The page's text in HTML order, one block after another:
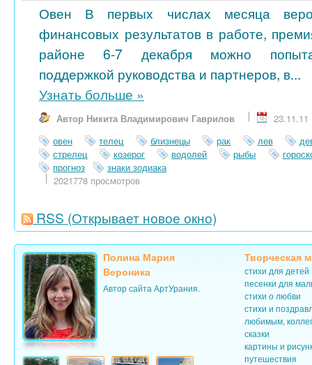
Овен В первых числах месяца
финансовых результатов в работе,
районе 6-7 декабря можно
поддержкой руководства и партнеров, в...
Узнать больше »
Автор Никита Владимирович Гаврилов
23.11.11
овен
телец близнецы рак лев
стрелец
козерог водолей рыбы
прогноз
знаки зодиака
2021778 просмотров
RSS (Открывает новое окно)
Полина Мария
Вероника
Автор сайта АртУрания.
Творческая
стихи для детей
песенки для
стихи о любви
стихи и
любимым,
сказки
картины и
путешествия